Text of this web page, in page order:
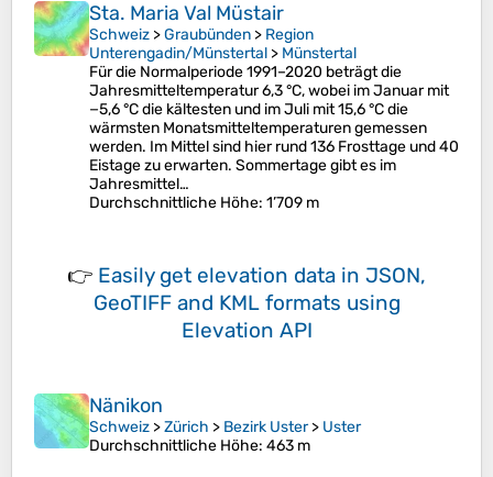
Sta. Maria Val Müstair
Schweiz >Graubünden > Region
Unterengadin/Münstertal > Münstertal
Für die Normalperiode 1991–2020 beträgt die
Jahresmitteltemperatur 6,3 °C, wobei im Januar mit
−5,6 °C die kältesten und im Juli mit 15,6 °C die
wärmsten Monatsmitteltemperaturen gemessen
werden. Im Mittel sind hier rund 136 Frosttage und 40
Eistage zu erwarten. Sommertage gibt es im
Jahresmittel…
Durchschnittliche Höhe: 1’709 m
👉 Easily get elevation data in JSON,
GeoTIFF and KML formats using
Elevation API
Nänikon
Schweiz >Zürich > Bezirk Uster> Uster
Durchschnittliche Höhe: 463 m